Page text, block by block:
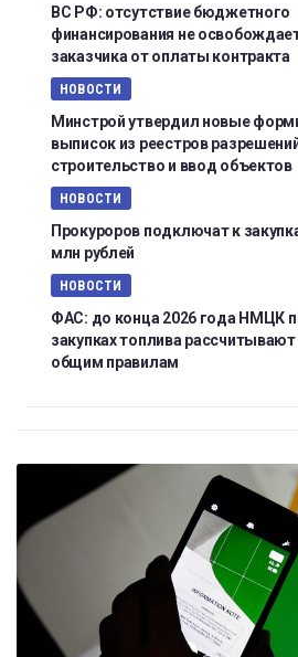
ВС РФ: отсутствие бюджетного
финансирования не
заказчика от оплаты контракта
НОВОСТИ
Минстрой утвердил новые
выписок из реестров
строительство и ввод объектов
НОВОСТИ
Прокуроров подключат к
млн рублей
НОВОСТИ
ФАС: до конца 2026 года НМЦК
закупках топлива рассчитывают
общим правилам